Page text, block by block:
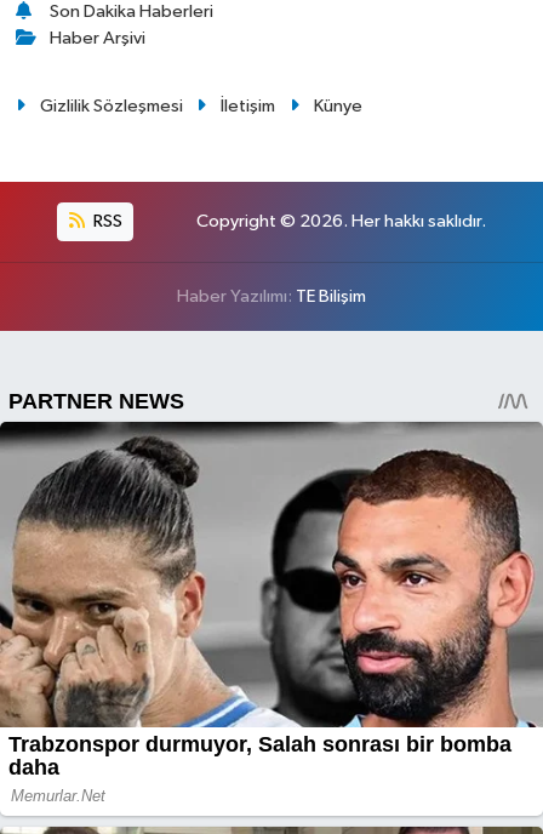
Son Dakika Haberleri
Haber Arşivi
Gizlilik Sözleşmesi İletişim Künye
RSS Copyright © 2026. Her hakkı saklıdır.
Haber Yazılımı: TE Bilişim